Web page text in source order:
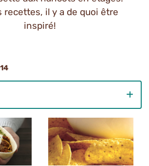
recettes, il y a de quoi être
inspiré!
14